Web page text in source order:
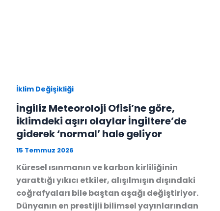
İklim Değişikliği
İngiliz Meteoroloji Ofisi’ne göre,
iklimdeki aşırı olaylar İngiltere’de
giderek ‘normal’ hale geliyor
15 Temmuz 2026
Küresel ısınmanın ve karbon kirliliğinin
yarattığı yıkıcı etkiler, alışılmışın dışındaki
coğrafyaları bile baştan aşağı değiştiriyor.
Dünyanın en prestijli bilimsel yayınlarından